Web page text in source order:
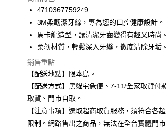
合作金庫商業銀行
第一商業銀
華南商業銀行
彰化商業銀
國泰世華商業銀行
兆豐國際
臺灣中小企業銀行
匯豐（台灣）商業銀行
聯邦商業銀行
遠東國際
玉山商業銀行
台新國際商業銀行
中國信託
台灣樂天信用卡公司
超商取貨付款
Apple Pay
街口支付
悠遊付
Google Pay
4710367759249
3M柔韌潔牙線，專為您的口腔健康設計。
馬卡龍造型，讓清潔牙齒變得有趣又時尚。
柔韌材質，輕鬆深入牙縫，徹底清除牙垢。
銷售重點
【配送地點】限本島。
【配送方式】黑貓宅急便、7-11/全家取貨付
取貨、門市自取。
【注意事項】選取超商取貨服務，須符合各
限制。網路售出之商品，無法在全台實體門